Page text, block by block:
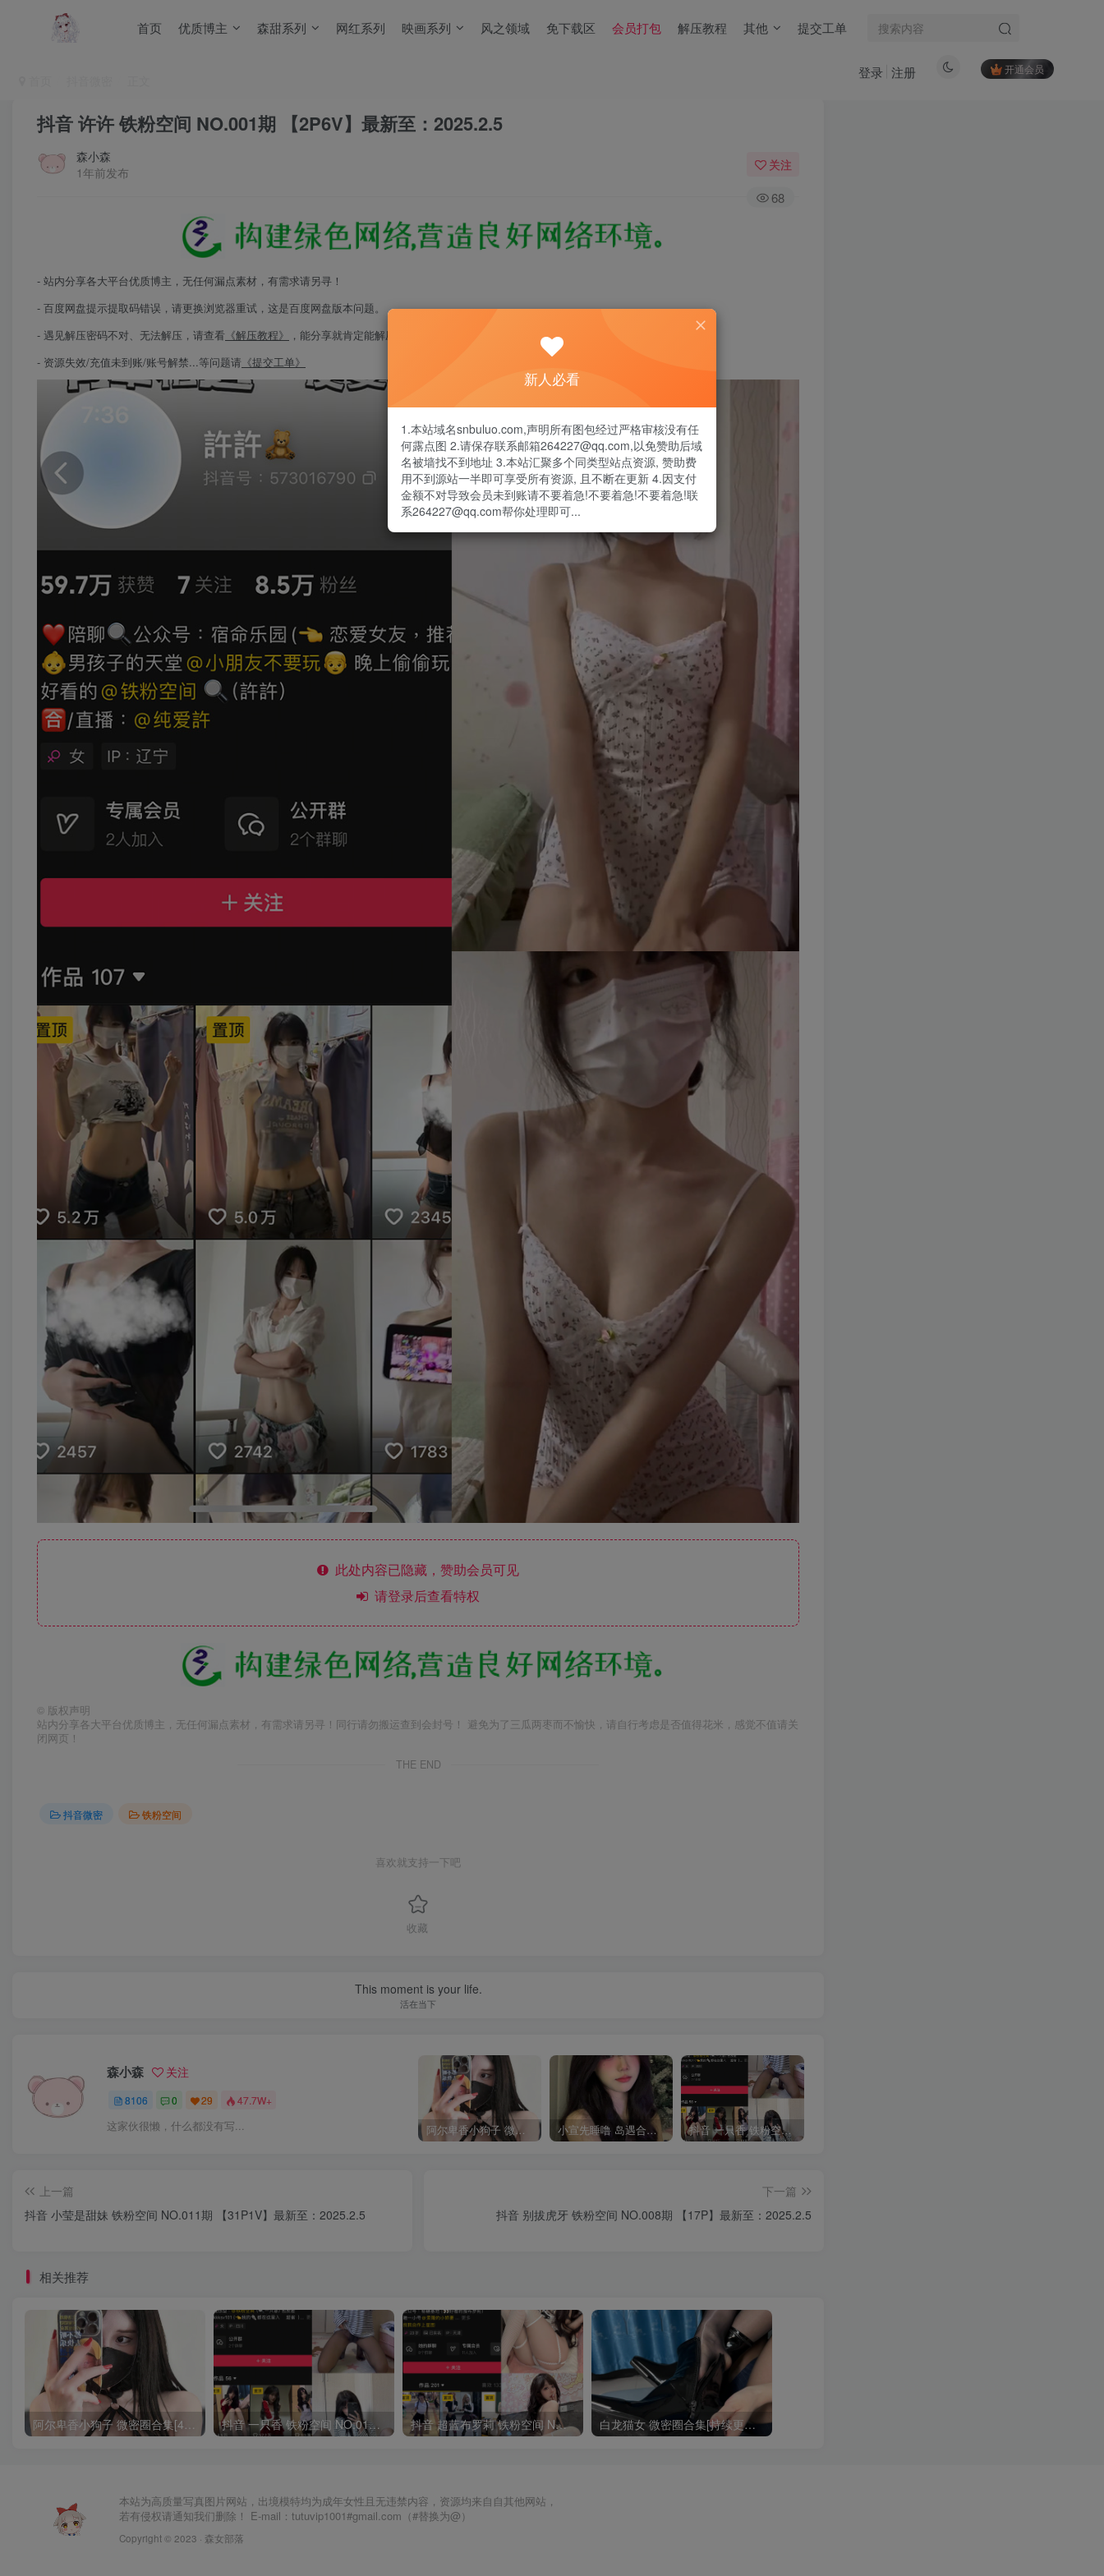
首页 优质博主 森甜系列 网红系列 映画系列 风之领域 免下载区 会员打包 解压教程 其他 提交工单
开通会员
登录 注册
抖音 许许 铁粉空间 NO.001期 【2P6V】最新至：2025.2.5
森小森
1年前发布
关注
68
- 站内分享各大平台优质博主，无任何漏点素材，有需求请另寻！
- 百度网盘提示提取码错误，请更换浏览器重试，这是百度网盘版本问题。
- 遇见解压密码不对、无法解压，请查看 《解压教程》
，能分享就肯定能解压！
- 资源失效/充值未到账/账号解禁...等问题请 《提交工单》
此处内容已隐藏，赞助会员可见
请登录后查看特权
© 版权声明
站内分享各大平台优质博主，无任何漏点素材，有需求请另寻！同行请勿搬运查到会封号！ 避免为了三瓜两枣而不愉快，请自行考虑是否值得花米，感觉不值请关
闭网页！
THE END
抖音微密 铁粉空间
喜欢就支持一下吧
收藏
This moment is your life.
活在当下
森小森 关注
8106 0 29 47.7W+
这家伙很懒，什么都没有写... 阿尔卑香小狗子 微密圈合集[40套][持续更新2023.12.14] 小宣先睡噜 岛遇合集[持续更新2025.08.27] 抖音 一只香 铁粉空间 NO.010期 【18P8V】最新至：2025.3.3
上一篇
抖音 小莹是甜妹 铁粉空间 NO.011期 【31P1V】最新至：2025.2.5
下一篇
抖音 别拔虎牙 铁粉空间 NO.008期 【17P】最新至：2025.2.5
相关推荐
抖音 一只香 铁粉空间 NO.010期 【18P8V】最新至：2025.3.3 抖音 超蓝布罗莉 铁粉空间 NO.017期 【9P1V】最新至：2025.3.13 白龙猫女 微密圈合集[持续更新2024.02.21]
本站为高质量写真图片网站，出境模特均为成年女性且无违禁内容，资源均来自自其他网站，
若有侵权请通知我们删除！ E-mail：tutuvip1001#gmail.com（#替换为@）
Copyright © 2023 · 森女部落
新人必看
1.本站域名snbuluo.com,声明所有图包经过严格审核没有任
何露点图 2.请保存联系邮箱264227@qq.com,以免赞助后域
名被墙找不到地址 3.本站汇聚多个同类型站点资源, 赞助费
用不到源站一半即可享受所有资源, 且不断在更新 4.因支付
金额不对导致会员未到账请不要着急!不要着急!不要着急!联
系264227@qq.com帮你处理即可...